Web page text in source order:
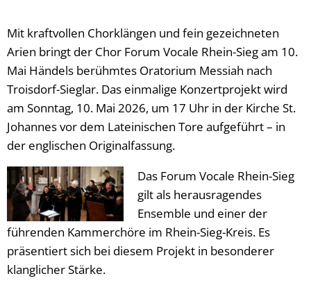
Mit kraftvollen Chorklängen und fein gezeichneten
Arien bringt der Chor Forum Vocale Rhein-Sieg am 10.
Mai Händels berühmtes Oratorium Messiah nach
Troisdorf-Sieglar. Das einmalige Konzertprojekt wird
am Sonntag, 10. Mai 2026, um 17 Uhr in der Kirche St.
Johannes vor dem Lateinischen Tore aufgeführt – in
der englischen Originalfassung.
Das Forum Vocale Rhein-Sieg
gilt als herausragendes
Ensemble und einer der
führenden Kammerchöre im Rhein-Sieg-Kreis. Es
präsentiert sich bei diesem Projekt in besonderer
klanglicher Stärke.